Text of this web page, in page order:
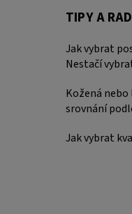
TIPY A
Jak vybrat
Nestačí
Kožená
srovnání
Jak vybrat